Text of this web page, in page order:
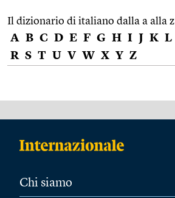
Il dizionario di italiano dalla a alla z
A B C D E F G H I J K L
R S T U V W X Y Z
Chi siamo